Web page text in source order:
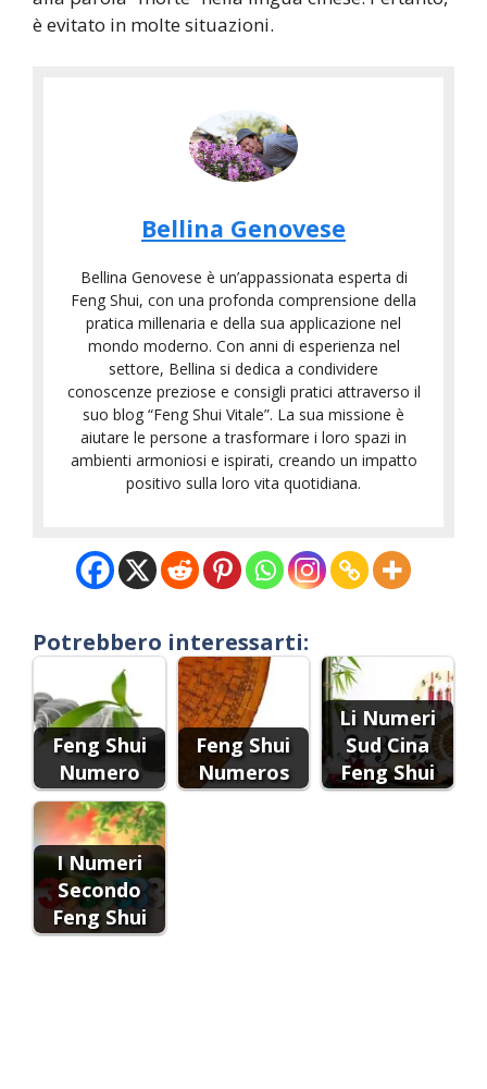
è evitato in molte situazioni.
Bellina Genovese
Bellina Genovese è un’appassionata esperta di
Feng Shui, con una profonda comprensione della
pratica millenaria e della sua applicazione nel
mondo moderno. Con anni di esperienza nel
settore, Bellina si dedica a condividere
conoscenze preziose e consigli pratici attraverso il
suo blog “Feng Shui Vitale”. La sua missione è
aiutare le persone a trasformare i loro spazi in
ambienti armoniosi e ispirati, creando un impatto
positivo sulla loro vita quotidiana.
Potrebbero interessarti:
Feng Shui
Numero
Feng Shui
Numeros
Li Numeri
Sud Cina
Feng Shui
I Numeri
Secondo
Feng Shui